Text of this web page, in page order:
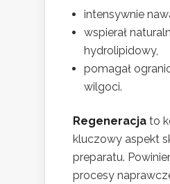
intensywnie
wspierał
hydrolipidowy,
pomagał
wilgoci.
Regeneracja to
kluczowy aspekt
preparatu.
procesy